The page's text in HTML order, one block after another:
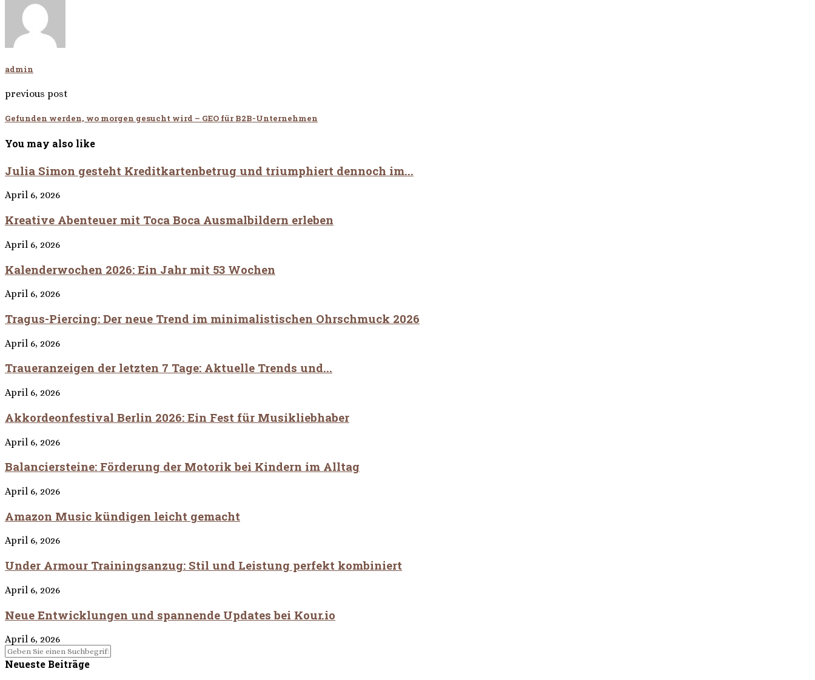
admin
previous post
Gefunden werden, wo morgen gesucht wird – GEO für B2B-Unternehmen
You may also like
Julia Simon gesteht Kreditkartenbetrug und triumphiert dennoch im...
April 6, 2026
Kreative Abenteuer mit Toca Boca Ausmalbildern erleben
April 6, 2026
Kalenderwochen 2026: Ein Jahr mit 53 Wochen
April 6, 2026
Tragus-Piercing: Der neue Trend im minimalistischen Ohrschmuck 2026
April 6, 2026
Traueranzeigen der letzten 7 Tage: Aktuelle Trends und...
April 6, 2026
Akkordeonfestival Berlin 2026: Ein Fest für Musikliebhaber
April 6, 2026
Balanciersteine: Förderung der Motorik bei Kindern im Alltag
April 6, 2026
Amazon Music kündigen leicht gemacht
April 6, 2026
Under Armour Trainingsanzug: Stil und Leistung perfekt kombiniert
April 6, 2026
Neue Entwicklungen und spannende Updates bei Kour.io
April 6, 2026
Neueste Beiträge